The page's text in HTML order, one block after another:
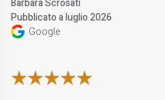
Barbara Scrosati
Pubblicato a luglio 2026
Google